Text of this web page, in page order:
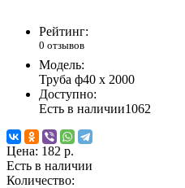
Рейтинг:
0 отзывов
Модель:
Труба ф40 х 2000
Доступно:
Есть в наличии1062
Цена: 182 р.
Есть в наличии
Количество: